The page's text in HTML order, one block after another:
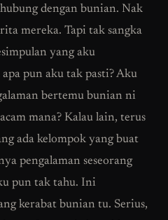
dengan bunian. Nak
mereka. Tapi tak sangka
yang aku
pun aku tak pasti? Aku
bertemu bunian ni
mana? Kalau lain, terus
ada kelompok yang buat
pengalaman seseorang
pun tak tahu. Ini
kerabat bunian tu. Serius,